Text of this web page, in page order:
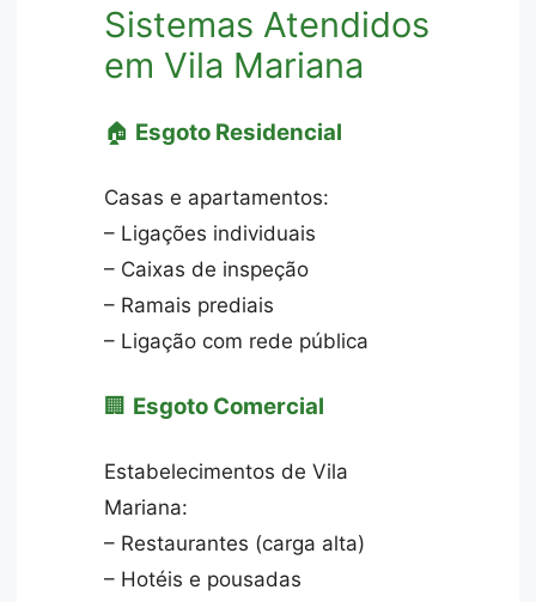
Sistemas Atendidos
em Vila Mariana
🏠 Esgoto Residencial
Casas e apartamentos:
– Ligações individuais
– Caixas de inspeção
– Ramais prediais
– Ligação com rede pública
🏢 Esgoto Comercial
Estabelecimentos de Vila
Mariana:
– Restaurantes (carga alta)
– Hotéis e pousadas